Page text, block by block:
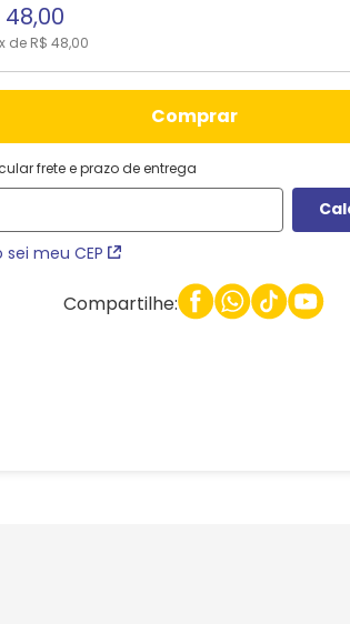
48,00
x de R$ 48,00
comprar
frete e prazo de entrega
sei meu CEP
Compartilhe: